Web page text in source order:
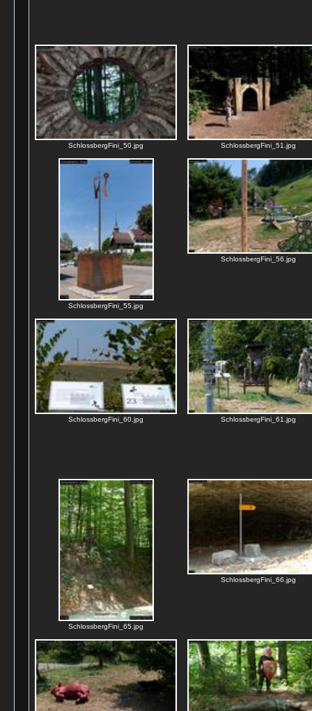
SchlossbergFini_50.jpg SchlossbergFini_51.jpg
SchlossbergFini_55.jpg
SchlossbergFini_56.jpg
SchlossbergFini_60.jpg SchlossbergFini_61.jpg
SchlossbergFini_65.jpg
SchlossbergFini_66.jpg